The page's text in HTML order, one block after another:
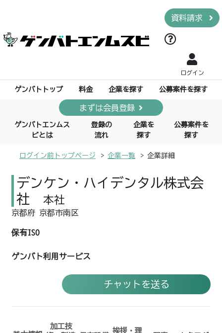
資料請求
ログイン
ゲンバトトップ 料金 企業を探す 公募案件を探す
まずは会員登録
ゲンバトエンムス
ビとは
登録の
流れ
企業を
探す
公募案件を
探す
ログイン前トップページ 企業一覧 企業詳細
デンケン・ハイデンタル株式会
社
本社
京都府 京都市南区
保有ISO
ゲンバト利用サービス
チャットを送る
加工技
挨拶・理